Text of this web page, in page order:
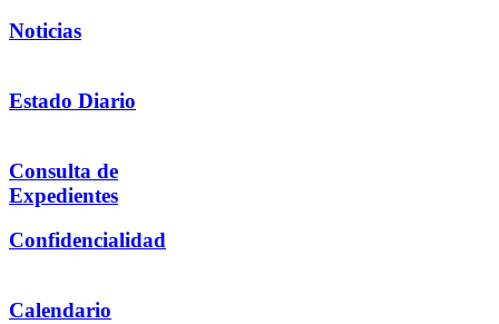
Noticias
Estado Diario
Consulta de
Expedientes
Confidencialidad
Calendario